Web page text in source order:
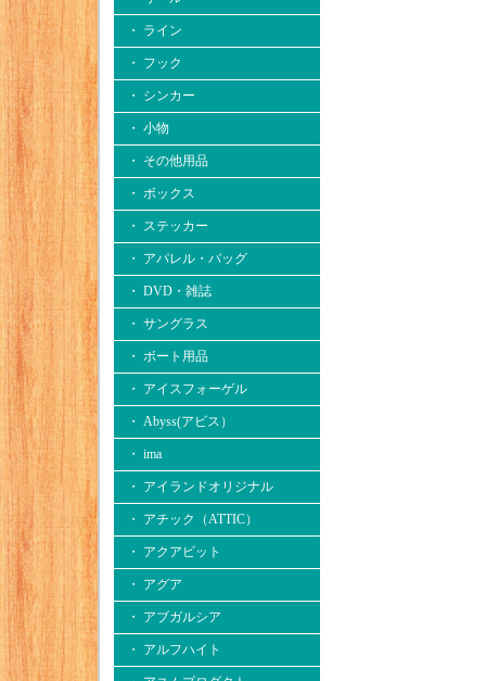
・ ライン
・ フック
・ シンカー
・ 小物
・ その他用品
・ ボックス
・ ステッカー
・ アパレル・バッグ
・ DVD・雑誌
・ サングラス
・ ボート用品
・ アイスフォーゲル
・ Abyss(アビス）
・ ima
・ アイランドオリジナル
・ アチック（ATTIC）
・ アクアビット
・ アグア
・ アブガルシア
・ アルフハイト